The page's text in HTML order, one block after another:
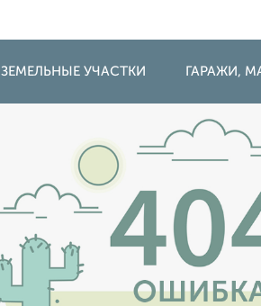
ЗЕМЕЛЬНЫЕ УЧАСТКИ ГАРАЖИ,